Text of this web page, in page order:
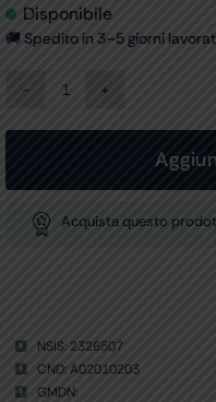
Disponibile
🚚 Spedito in 3–5 giorni
SIRINGA
PEZZI
-
60
quantità
Acquista questo
NSIS: 2326507
CND: A02010203
GMDN: